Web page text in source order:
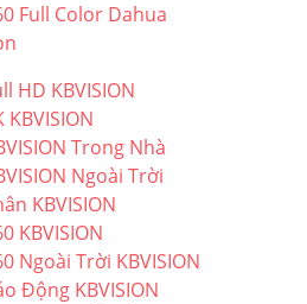
Full Color Dahua
HD KBVISION
KBVISION
Trong Nhà
Ngoài Trời
KBVISION
KBVISION
Ngoài Trời KBVISION
Động KBVISION